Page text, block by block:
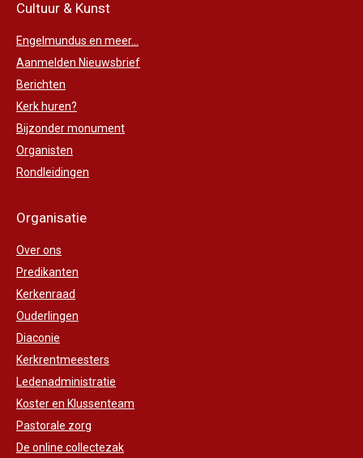
Cultuur & Kunst
Engelmundus en meer...
Aanmelden Nieuwsbrief
Berichten
Kerk huren?
Bijzonder monument
Organisten
Rondleidingen
Organisatie
Over ons
Predikanten
Kerkenraad
Ouderlingen
Diaconie
Kerkrentmeesters
Ledenadministratie
Koster en Klussenteam
Pastorale zorg
De online collectezak